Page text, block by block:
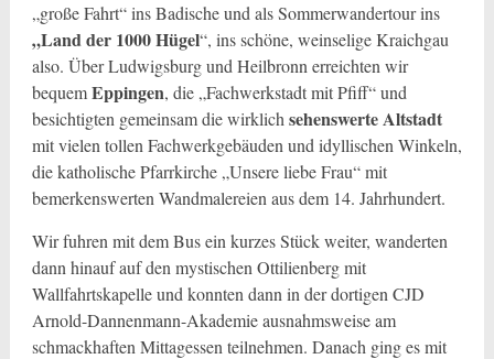
„große Fahrt“ ins Badische und als Sommerwandertour ins
„Land der 1000 Hügel“, ins schöne, weinselige Kraichgau
also. Über Ludwigsburg und Heilbronn erreichten wir
bequemEppingen, die „Fachwerkstadt mit Pfiff“ und
besichtigten gemeinsam die wirklich sehenswerte Altstadt
mit vielen tollen Fachwerkgebäuden und idyllischen Winkeln,
die katholische Pfarrkirche „Unsere liebe Frau“ mit
bemerkenswerten Wandmalereien aus dem 14. Jahrhundert.
Wir fuhren mit dem Bus ein kurzes Stück weiter, wanderten
dann hinauf auf den mystischen Ottilienberg mit
Wallfahrtskapelle und konnten dann in der dortigen CJD
Arnold-Dannenmann-Akademie ausnahmsweise am
schmackhaften Mittagessen teilnehmen. Danach ging es mit